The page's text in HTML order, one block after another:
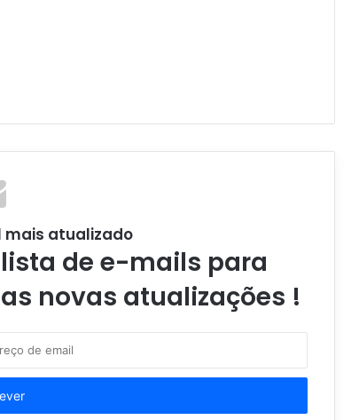
mais atualizado
de e-mails para
novas atualizações !